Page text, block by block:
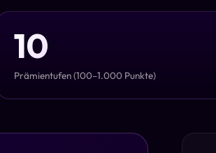
10
Prämientufen (100–1.000 Punkte)